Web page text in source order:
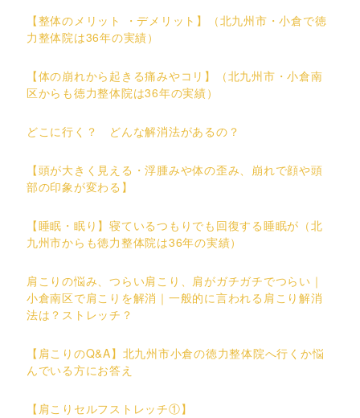
【整体のメリット ・デメリット】（北九州市・小倉で徳
力整体院は36年の実績）
【体の崩れから起きる痛みやコリ】（北九州市・小倉南
区からも徳力整体院は36年の実績）
どこに行く？ どんな解消法があるの？
【頭が大きく見える・浮腫みや体の歪み、崩れで顔や頭
部の印象が変わる】
【睡眠・眠り】寝ているつもりでも回復する睡眠が（北
九州市からも徳力整体院は36年の実績）
肩こりの悩み、つらい肩こり、肩がガチガチでつらい｜
小倉南区で肩こりを解消｜一般的に言われる肩こり解消
法は？ストレッチ？
【肩こりのQ&A】北九州市小倉の徳力整体院へ行くか悩
んでいる方にお答え
【肩こりセルフストレッチ①】